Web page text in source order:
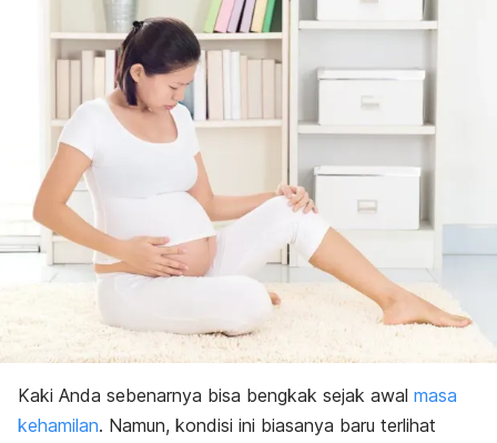
Kaki Anda sebenarnya bisa bengkak sejak awal masa
kehamilan. Namun, kondisi ini biasanya baru terlihat